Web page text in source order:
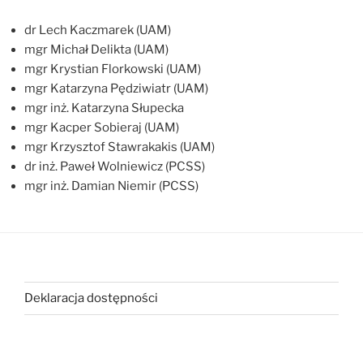
dr Lech Kaczmarek (UAM)
mgr Michał Delikta (UAM)
mgr Krystian Florkowski (UAM)
mgr Katarzyna Pędziwiatr (UAM)
mgr inż. Katarzyna Słupecka
mgr Kacper Sobieraj (UAM)
mgr Krzysztof Stawrakakis (UAM)
dr inż. Paweł Wolniewicz (PCSS)
mgr inż. Damian Niemir (PCSS)
Deklaracja dostępności